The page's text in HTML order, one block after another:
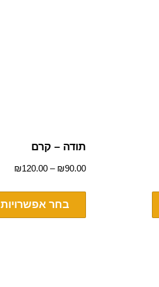
תודה – קרם
₪90.00
–
₪120.00
בחר אפשרויות